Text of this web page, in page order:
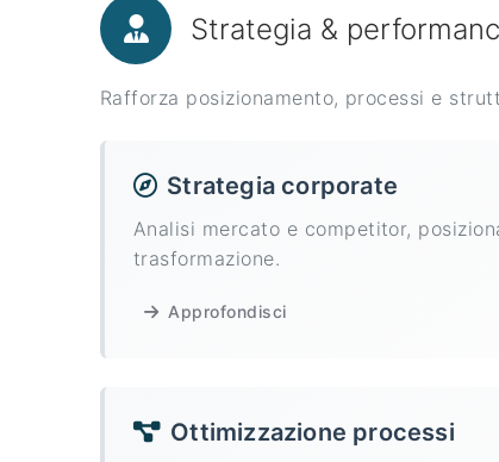
Strategia &
Rafforza posizionamento, processi e
Strategia corporate
Analisi mercato e competitor,
trasformazione.
Approfondisci
Ottimizzazione processi